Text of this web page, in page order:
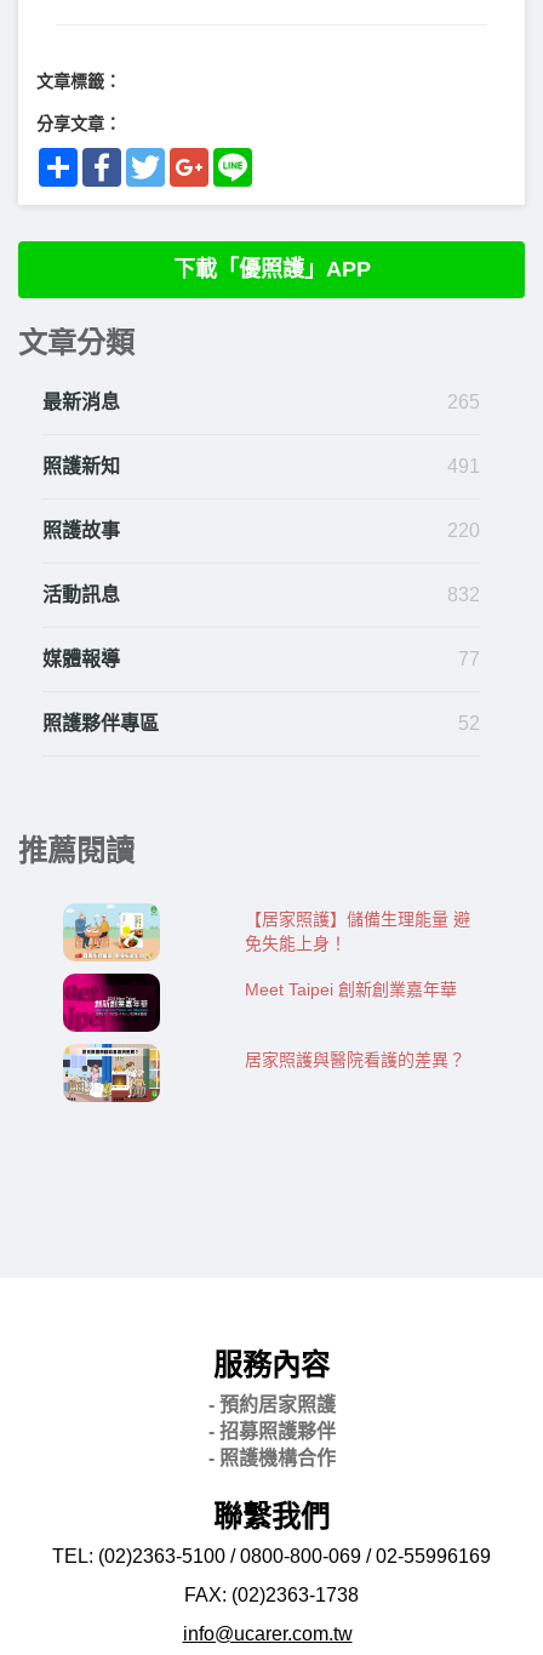
文章標籤：
分享文章：
Share FacebookTwitterGoogle+
下載「優照護」APP
文章分類
最新消息 265
照護新知 491
照護故事 220
活動訊息 832
媒體報導 77
照護夥伴專區 52
推薦閱讀
【居家照護】儲備生理能量 避
免失能上身！
Meet Taipei 創新創業嘉年華
居家照護與醫院看護的差異？
服務內容
- 預約居家照護
- 招募照護夥伴
- 照護機構合作
聯繫我們
TEL: (02)2363-5100 / 0800-800-069 / 02-55996169
FAX: (02)2363-1738
info@ucarer.com.tw